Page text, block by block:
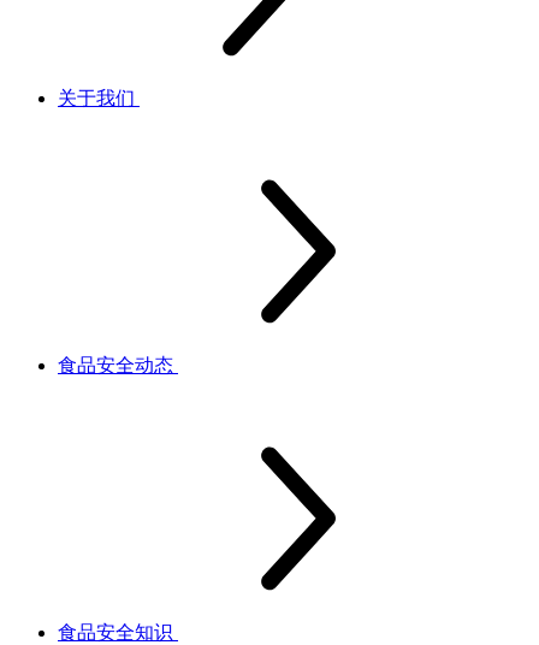
关于我们
食品安全动态
食品安全知识